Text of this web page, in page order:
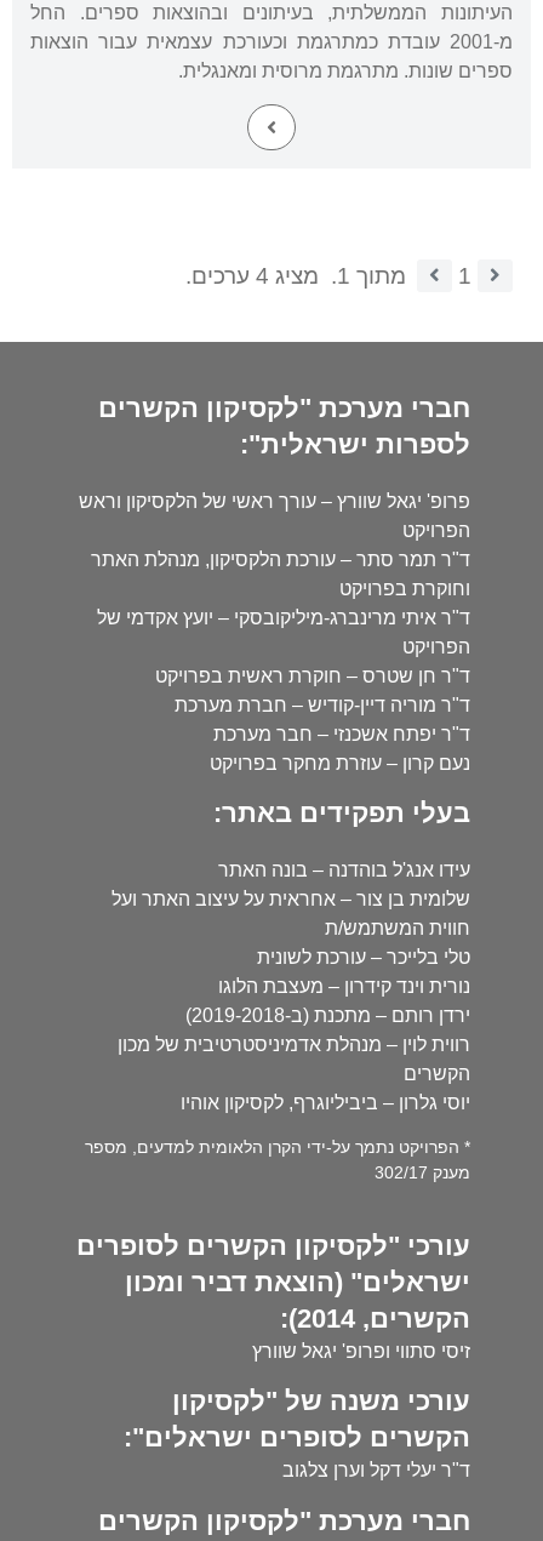
העיתונות הממשלתית, בעיתונים ובהוצאות ספרים. החל
מ-2001 עובדת כמתרגמת וכעורכת עצמאית עבור הוצאות
ספרים שונות. מתרגמת מרוסית ומאנגלית.
1 מתוך 1. מציג 4 ערכים.
חברי מערכת "לקסיקון הקשרים
לספרות ישראלית":
פרופ' יגאל שוורץ – עורך ראשי של הלקסיקון וראש
הפרויקט
ד"ר תמר סתר – עורכת הלקסיקון, מנהלת האתר
וחוקרת בפרויקט
ד"ר איתי מרינברג-מיליקובסקי – יועץ אקדמי של
הפרויקט
ד"ר חן שטרס – חוקרת ראשית בפרויקט
ד"ר מוריה דיין-קודיש – חברת מערכת
ד"ר יפתח אשכנזי – חבר מערכת
נעם קרון – עוזרת מחקר בפרויקט
בעלי תפקידים באתר:
עידו אנג'ל בוהדנה – בונה האתר
שלומית בן צור – אחראית על עיצוב האתר ועל
חווית המשתמש/ת
טלי בלייכר – עורכת לשונית
נורית וינד קידרון – מעצבת הלוגו
ירדן רותם – מתכנת (ב-2019-2018)
רווית לוין – מנהלת אדמיניסטרטיבית של מכון
הקשרים
יוסי גלרון – ביביליוגרף, לקסיקון אוהיו
* הפרויקט נתמך על-ידי הקרן הלאומית למדעים, מספר
מענק 302/17
עורכי "לקסיקון הקשרים לסופרים
ישראלים" (הוצאת דביר ומכון
הקשרים, 2014):
זיסי סתווי ופרופ' יגאל שוורץ
עורכי משנה של "לקסיקון
הקשרים לסופרים ישראלים":
ד"ר יעלי דקל וערן צלגוב
חברי מערכת "לקסיקון הקשרים